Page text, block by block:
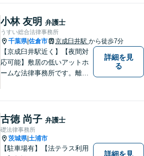
す。特に、企業法務について
は法律資料を迅速に用いた、
的確なアプローチで活動に取
り組んでおります。是非、お
気軽にご相談ください。
小林 友明 弁護士
うすい総合法律事務所
千葉県|佐倉市 京成臼井駅 から徒歩7分
【京成臼井駅近く】【夜間対
応可能】敷居の低いアットホ
ームな法律事務所です。離婚
【地域に根差し他弁護士】的
確なアドバイスやサポートで
ご相談者様のお役に立てるよ
う尽力します。
詳細を見
る
古徳 尚子 弁護士
礎法律事務所
茨城県| 土浦市
【駐車場有】【法テラス利用
詳細を見